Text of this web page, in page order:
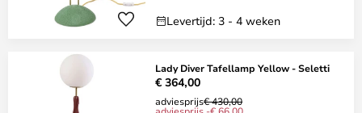
Levertijd: 3 - 4 weken
Lady Diver Tafellamp Yellow - Seletti
€ 364,00
adviesprijs€ 430,00